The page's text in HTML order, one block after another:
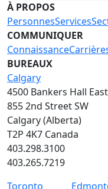
À PROPOS
PersonnesServices
COMMUNIQUER
Connaissance
BUREAUX
Calgary
4500 Bankers Hall East
855 2nd Street SW
Calgary (Alberta)
T2P 4K7 Canada
403.298.3100
403.265.7219
Toronto